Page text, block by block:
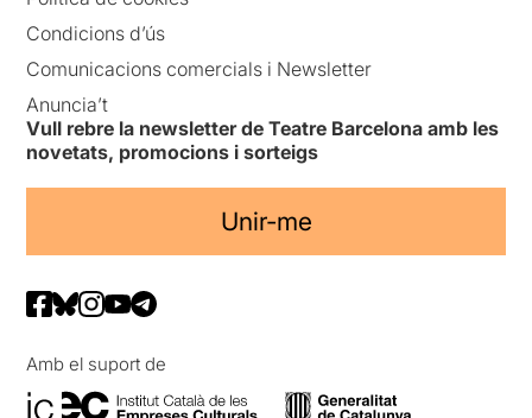
Condicions d’ús
Comunicacions comercials i Newsletter
Anuncia’t
Vull rebre la newsletter de Teatre Barcelona amb les
novetats, promocions i sorteigs
Unir-me
Amb el suport de